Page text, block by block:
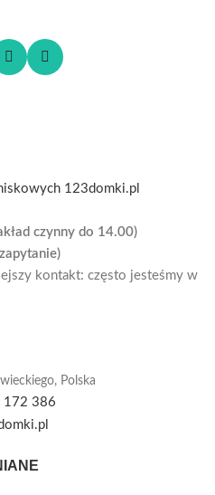
czynny do 14.00)
kontakt: często jesteśmy w
Polska
172 386